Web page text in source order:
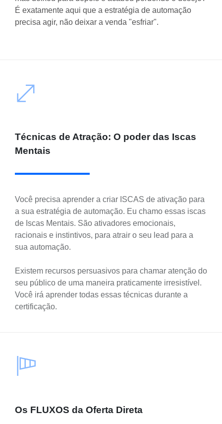
É exatamente aqui que a estratégia de automação
precisa agir, não deixar a venda "esfriar".
Técnicas de Atração: O poder das Iscas
Mentais
Você precisa aprender a criar ISCAS de ativação para
a sua estratégia de automação. Eu chamo essas iscas
de Iscas Mentais. São ativadores emocionais,
racionais e instintivos, para atrair o seu lead para a
sua automação.
Existem recursos persuasivos para chamar atenção do
seu público de uma maneira praticamente irresistível.
Você irá aprender todas essas técnicas durante a
certificação.
Os FLUXOS da Oferta Direta